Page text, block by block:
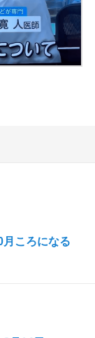
ころになる